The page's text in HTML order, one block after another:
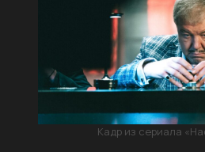
Кадр из сериала